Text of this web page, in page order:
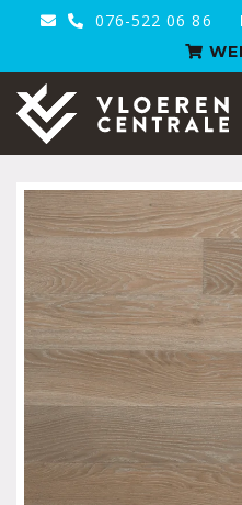
076-522 06 86